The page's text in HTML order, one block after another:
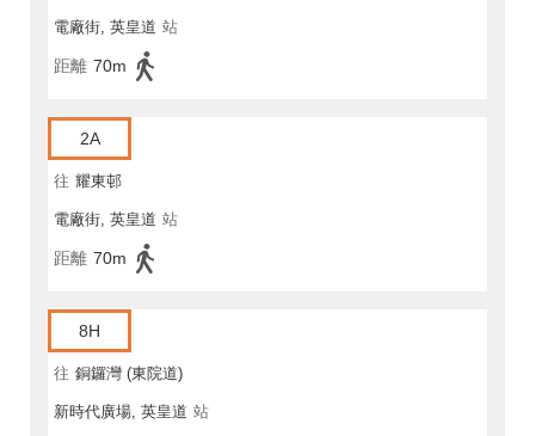
電廠街, 英皇道 站
距離 70m
2A
往 耀東邨
電廠街, 英皇道 站
距離 70m
8H
往 銅鑼灣 (東院道)
新時代廣場, 英皇道 站